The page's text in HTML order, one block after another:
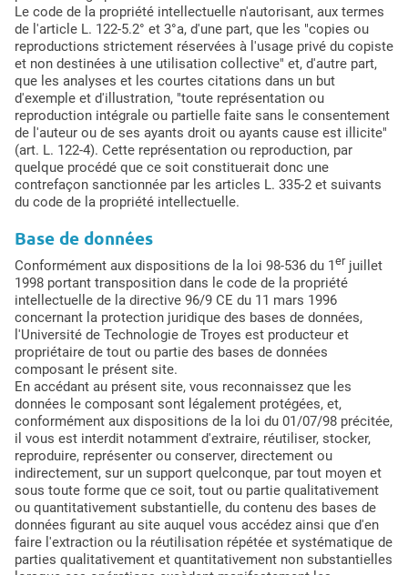
Le code de la propriété intellectuelle n'autorisant, aux termes
de l'article L. 122-5.2° et 3°a, d'une part, que les "copies ou
reproductions strictement réservées à l'usage privé du copiste
et non destinées à une utilisation collective" et, d'autre part,
que les analyses et les courtes citations dans un but
d'exemple et d'illustration, "toute représentation ou
reproduction intégrale ou partielle faite sans le consentement
de l'auteur ou de ses ayants droit ou ayants cause est illicite"
(art. L. 122-4). Cette représentation ou reproduction, par
quelque procédé que ce soit constituerait donc une
contrefaçon sanctionnée par les articles L. 335-2 et suivants
du code de la propriété intellectuelle.
Base de données
Conformément aux dispositions de la loi 98-536 du 1 er juillet
1998 portant transposition dans le code de la propriété
intellectuelle de la directive 96/9 CE du 11 mars 1996
concernant la protection juridique des bases de données,
l'Université de Technologie de Troyes est producteur et
propriétaire de tout ou partie des bases de données
composant le présent site.
En accédant au présent site, vous reconnaissez que les
données le composant sont légalement protégées, et,
conformément aux dispositions de la loi du 01/07/98 précitée,
il vous est interdit notamment d'extraire, réutiliser, stocker,
reproduire, représenter ou conserver, directement ou
indirectement, sur un support quelconque, par tout moyen et
sous toute forme que ce soit, tout ou partie qualitativement
ou quantitativement substantielle, du contenu des bases de
données figurant au site auquel vous accédez ainsi que d'en
faire l'extraction ou la réutilisation répétée et systématique de
parties qualitativement et quantitativement non substantielles